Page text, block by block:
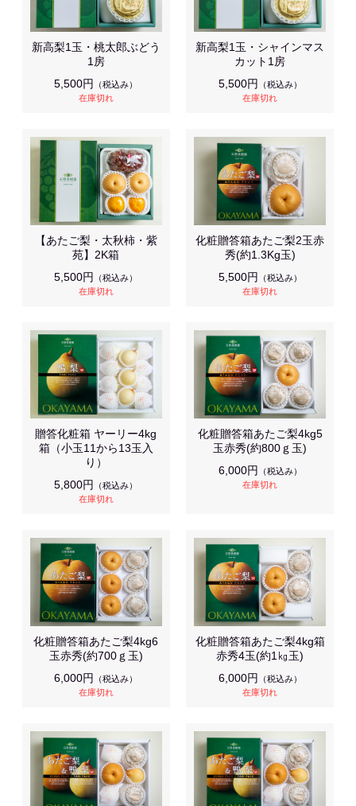
新高梨1玉・桃太郎ぶどう
1房
5,500円
（税込み）
在庫切れ
新高梨1玉・シャインマス
カット1房
5,500円
（税込み）
在庫切れ
【あたご梨・太秋柿・紫
苑】2K箱
5,500円
（税込み）
在庫切れ
化粧贈答箱あたご梨2玉赤
秀(約1.3Kg玉)
5,500円
（税込み）
在庫切れ
贈答化粧箱 ヤーリー4kg
箱（小玉11から13玉入
り）
5,800円
（税込み）
在庫切れ
化粧贈答箱あたご梨4kg5
玉赤秀(約800ｇ玉)
6,000円
（税込み）
在庫切れ
化粧贈答箱あたご梨4kg6
玉赤秀(約700ｇ玉)
6,000円
（税込み）
在庫切れ
化粧贈答箱あたご梨4kg箱
赤秀4玉(約1㎏玉)
6,000円
（税込み）
在庫切れ